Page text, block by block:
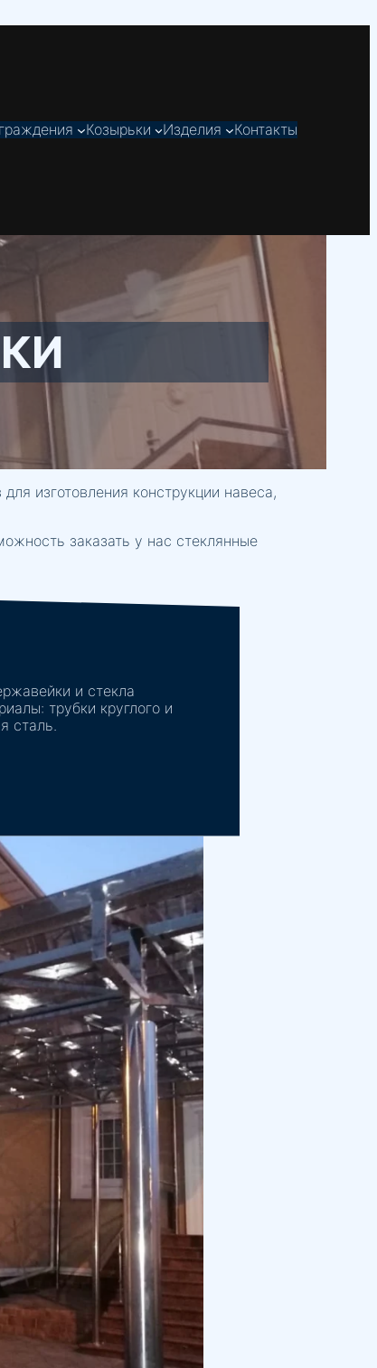
Козырьки Изделия Контакты
изготовления конструкции навеса,
заказать у нас стеклянные
и стекла
трубки круглого и
сталь.